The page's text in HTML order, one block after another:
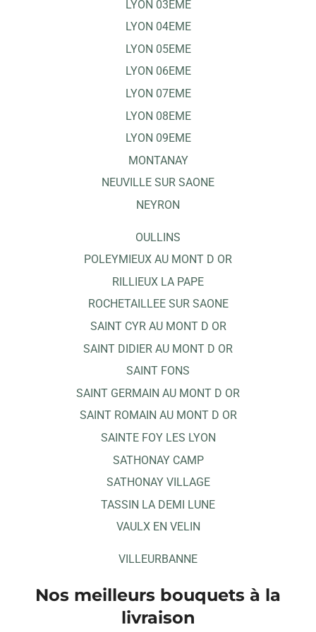
LYON 03EME
LYON 04EME
LYON 05EME
LYON 06EME
LYON 07EME
LYON 08EME
LYON 09EME
MONTANAY
NEUVILLE SUR SAONE
NEYRON
OULLINS
POLEYMIEUX AU MONT D OR
RILLIEUX LA PAPE
ROCHETAILLEE SUR SAONE
SAINT CYR AU MONT D OR
SAINT DIDIER AU MONT D OR
SAINT FONS
SAINT GERMAIN AU MONT D OR
SAINT ROMAIN AU MONT D OR
SAINTE FOY LES LYON
SATHONAY CAMP
SATHONAY VILLAGE
TASSIN LA DEMI LUNE
VAULX EN VELIN
VILLEURBANNE
Nos meilleurs bouquets à la
livraison